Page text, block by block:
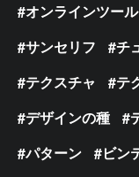
オンラインツール
サンセリフ
チ
テクスチャ
テ
デザインの種
パターン
ビン